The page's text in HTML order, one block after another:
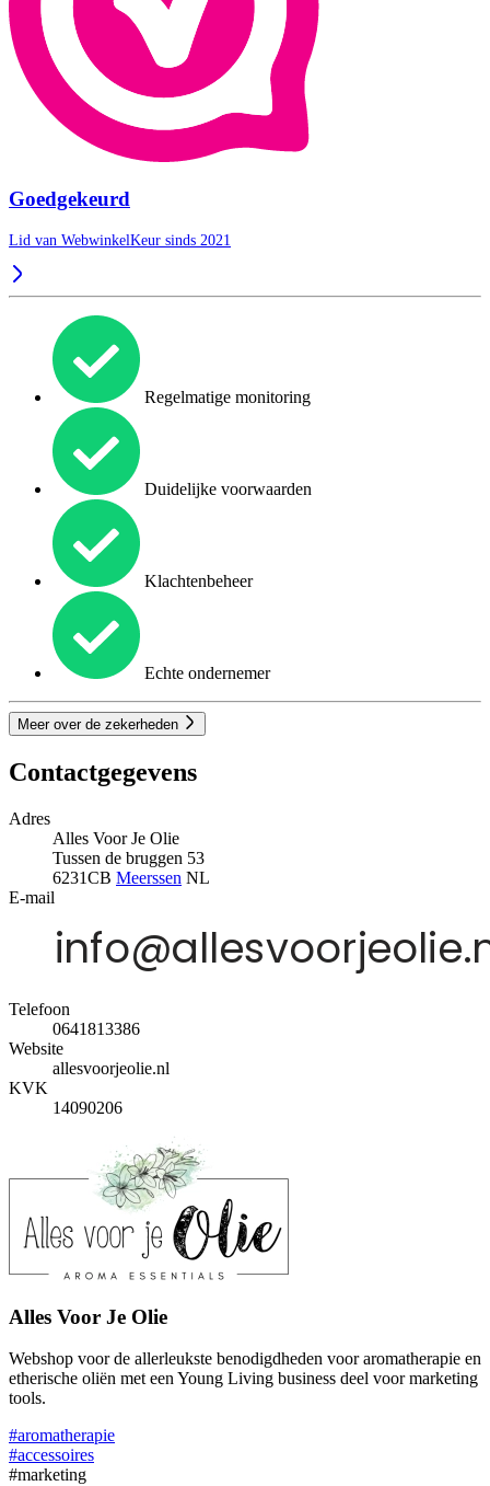
Goedgekeurd
Lid van WebwinkelKeur sinds 2021
Regelmatige monitoring
Duidelijke voorwaarden
Klachtenbeheer
Echte ondernemer
Meer over de zekerheden
Contactgegevens
Adres
Alles Voor Je Olie
Tussen de bruggen 53
6231CB Meerssen NL
E-mail
Telefoon
0641813386
Website
allesvoorjeolie.nl
KVK
14090206
Alles Voor Je Olie
Webshop voor de allerleukste benodigdheden voor aromatherapie en
etherische oliën met een Young Living business deel voor marketing
tools.
#aromatherapie
#accessoires
#marketing